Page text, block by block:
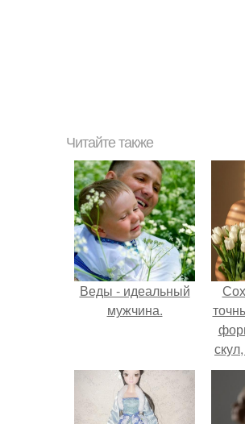
Читайте также
Веды - идеальный
мужчина.